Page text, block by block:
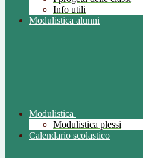
Info utili
Modulistica alunni
Modulistica
Modulistica plessi
Calendario scolastico